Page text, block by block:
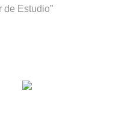
de Estudio”